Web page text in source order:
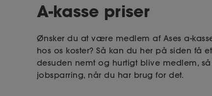
A-kasse priser
Ønsker du at være medlem af Ases a-
hos os koster? Så kan du her på siden få
desuden nemt og hurtigt blive medlem,
jobsparring, når du har brug for det.